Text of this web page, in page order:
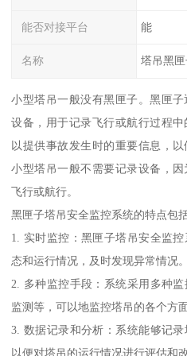
能否对接平台 能
名称 塔吊黑
小型塔吊一般没有黑匣子。黑匣
设备，用于记录飞行或航行过程
以提供事故发生时的重要信息，
小型塔吊一般不需要记录设备，
飞行或航行。
黑匣子塔吊安全监控系统的特点包括
1. 实时监控：黑匣子塔吊安全监
态和运行情况，及时发现异常情况。
2. 多种监控手段：系统采用多种
监测等，可以地监控塔吊的各个方面
3. 数据记录和分析：系统能够记
以便对塔吊的运行情况进行评估和改